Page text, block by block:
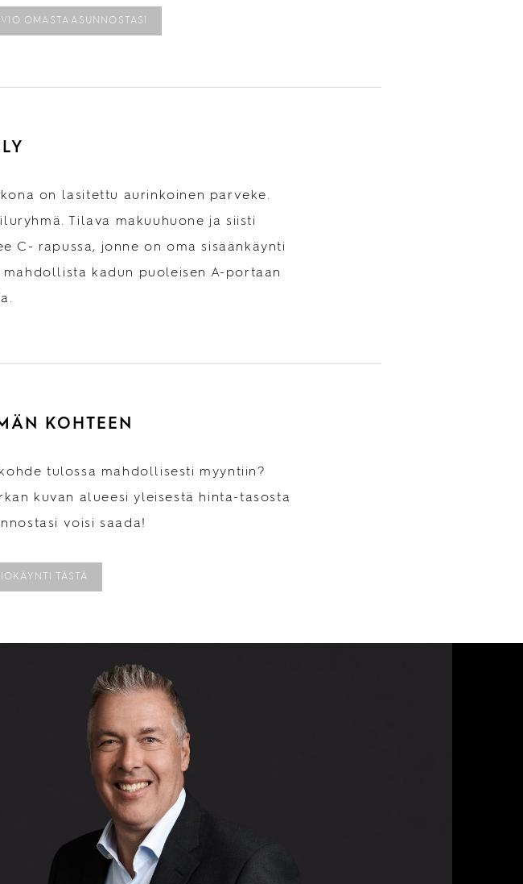
OMASTA ASUNNOSTASI
on lasitettu aurinkoinen parveke.
Tilava makuuhuone ja siisti
C- rapussa, jonne on oma sisäänkäynti
kadun puoleisen A-portaan
KOHTEEN
tulossa mahdollisesti myyntiin?
kuvan alueesi yleisestä hinta-tasosta
voisi saada!
TÄSTÄ